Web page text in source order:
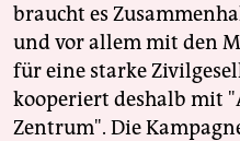
braucht es
und vor allem mit den
für eine starke
kooperiert deshalb mit
Zentrum". Die